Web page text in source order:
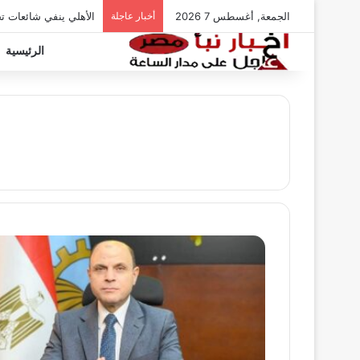
الجمعة, أغسطس 7 2026 أخبار عاجلة الأهلي ينفي شائعات
الرئيسية